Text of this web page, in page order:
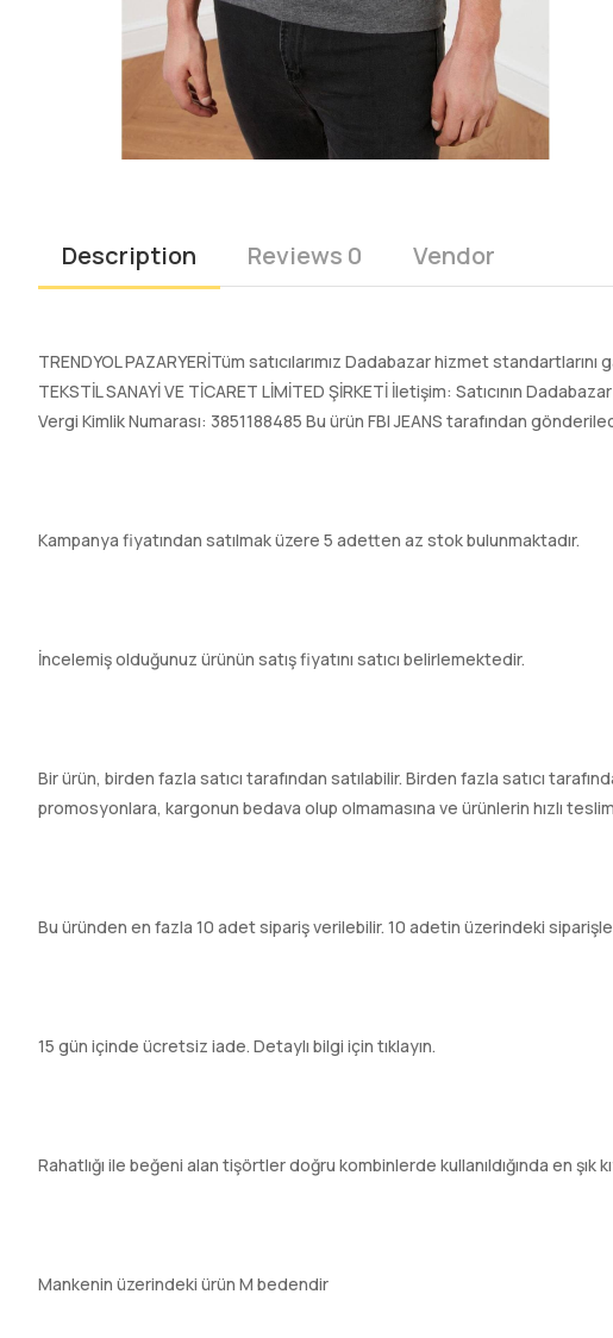
Description Reviews 0 Vendor
TRENDYOL PAZARYERİTüm satıcılarımız Dadabazar hizmet
TEKSTİL SANAYİ VE TİCARET LİMİTED ŞİRKETİ İletişim: Satıcının
Vergi Kimlik Numarası: 3851188485 Bu ürün FBI JEANS tarafından
Kampanya fiyatından satılmak üzere 5 adetten az stok bulunmaktadır.
İncelemiş olduğunuz ürünün satış fiyatını satıcı belirlemektedir.
Bir ürün, birden fazla satıcı tarafından satılabilir. Birden fazla satıcı
promosyonlara, kargonun bedava olup olmamasına ve ürünlerin hızlı
Bu üründen en fazla 10 adet sipariş verilebilir. 10 adetin üzerindeki
15 gün içinde ücretsiz iade. Detaylı bilgi için tıklayın.
Rahatlığı ile beğeni alan tişörtler doğru kombinlerde kullanıldığında en
Mankenin üzerindeki ürün M bedendir